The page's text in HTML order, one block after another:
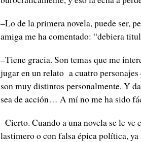
–Lo de la primera novela, puede ser,
amiga me ha comentado: “debiera
–Tiene gracia. Son temas que me
jugar en un relato a cuatro
son muy distintos personalmente. Y
sea de acción… A mí no me ha sido
–Cierto. Cuando a una novela se le
lastimero o con falsa épica política, ya